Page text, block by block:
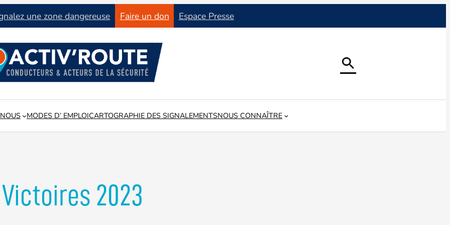
une zone dangereuse Faire un don Espace Presse

MODES D’ EMPLOICARTOGRAPHIE DES SIGNALEMENTSNOUS CONNAÎTRE
Victoires 2023